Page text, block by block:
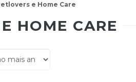
e Home Care
HOME CARE